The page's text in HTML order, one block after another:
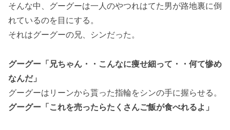
そんな中、グーグーは一人のやつれはてた男が路地裏に倒
れているのを目にする。
それはグーグーの兄、シンだった。
グーグー「兄ちゃん・・こんなに痩せ細って・・何て惨め
なんだ」
グーグーはリーンから貰った指輪をシンの手に握らせる。
グーグー「これを売ったらたくさんご飯が食べれるよ」